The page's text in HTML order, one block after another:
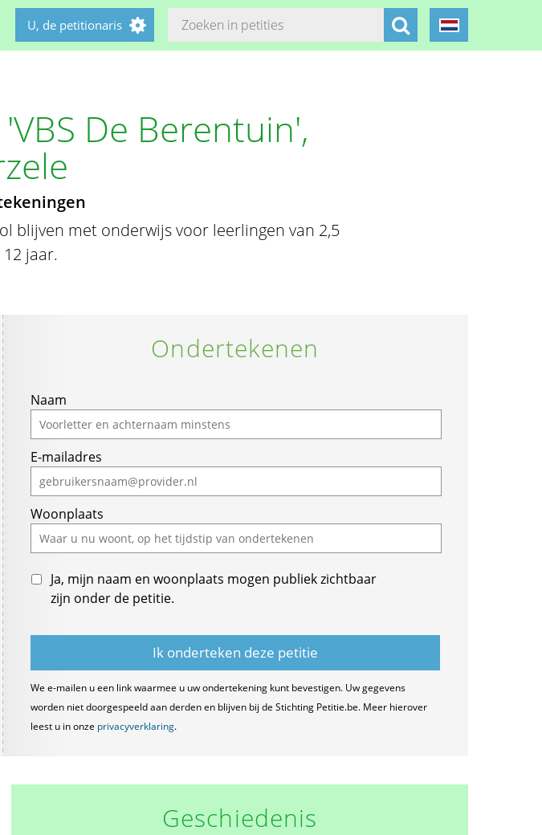
U, de petitionaris
De Berentuin',
blijven met onderwijs voor leerlingen van 2,5
jaar.
Ondertekenen
If
you
are
a
human,
ignore
this
field
Naam
E-mailadres
Woonplaats
Ja, mijn naam en woonplaats mogen publiek zichtbaar
zijn onder de petitie.
We e-mailen u een link waarmee u uw ondertekening kunt bevestigen. Uw gegevens
worden niet doorgespeeld aan derden en blijven bij de Stichting Petitie.be. Meer hierover
leest u in onze privacyverklaring.
Geschiedenis